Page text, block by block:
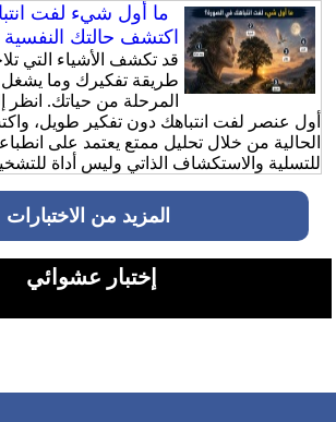
ما أول شيء لفت
اكتشف حالتك النفسية
قد تكشف الأشياء التي
طريقة تفكيرك وما
المرحلة من حياتك. انظر
أول عنصر لفت انتباهك دون تفكير طويل،
الحالية من خلال تحليل ممتع يعتمد على
للتسلية والاستكشاف الذاتي وليس أداة
المزيد من الاختبارات
إختبار عشوائي